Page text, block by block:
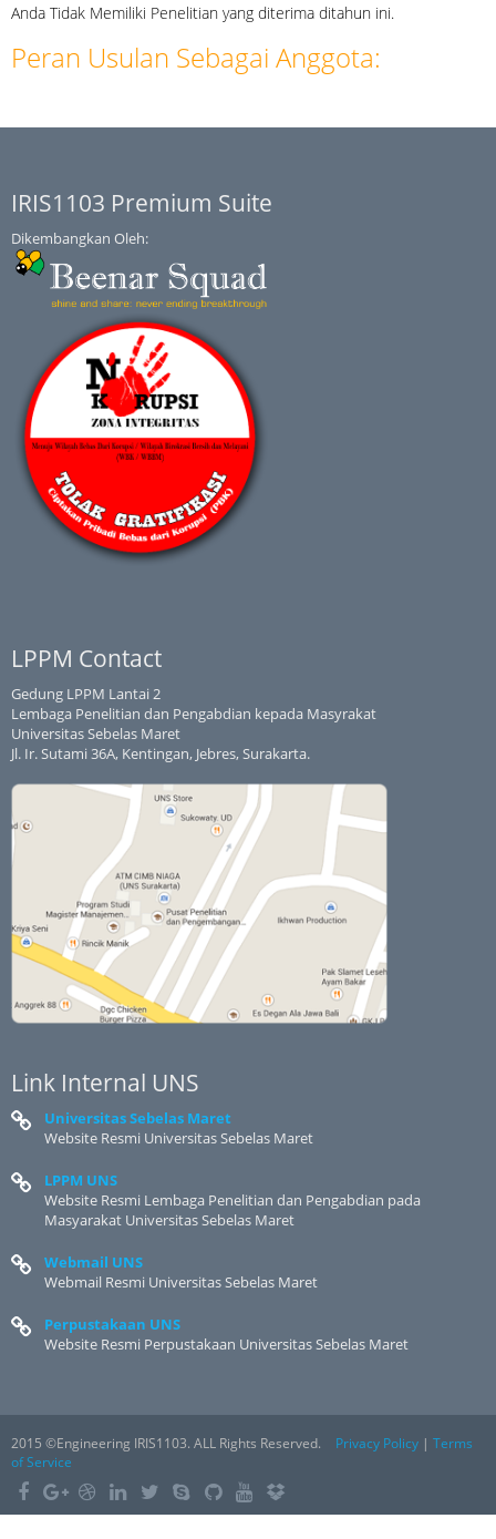
Anda Tidak Memiliki Penelitian yang diterima ditahun ini.
Peran Usulan Sebagai Anggota:
IRIS1103 Premium Suite
Dikembangkan Oleh:
LPPM Contact
Gedung LPPM Lantai 2
Lembaga Penelitian dan Pengabdian kepada Masyrakat
Universitas Sebelas Maret
Jl. Ir. Sutami 36A, Kentingan, Jebres, Surakarta.
Link Internal UNS
Universitas Sebelas Maret
Website Resmi Universitas Sebelas Maret
LPPM UNS
Website Resmi Lembaga Penelitian dan Pengabdian pada
Masyarakat Universitas Sebelas Maret
Webmail UNS
Webmail Resmi Universitas Sebelas Maret
Perpustakaan UNS
Website Resmi Perpustakaan Universitas Sebelas Maret
2015 ©Engineering IRIS1103. ALL Rights Reserved. Privacy Policy | Terms
of Service